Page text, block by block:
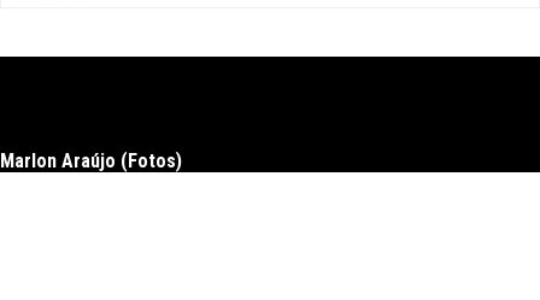
Marlon Araújo (Fotos)